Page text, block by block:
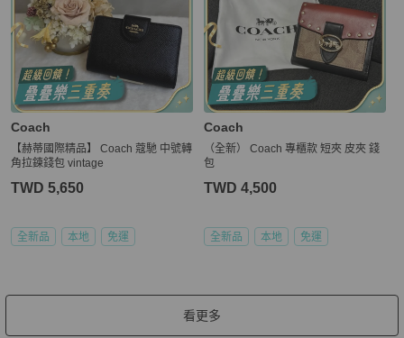
Coach
【赫蒂國際精品】 Coach 蔻馳 中號轉
角拉鍊錢包 vintage
TWD 5,650
全新品 本地 免運
Coach
（全新） Coach 專櫃款 短夾 皮夾 錢
包
TWD 4,500
全新品 本地 免運
看更多